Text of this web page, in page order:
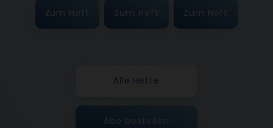
Zum Heft Zum Heft Zum Heft
Alle Hefte
Abo bestellen